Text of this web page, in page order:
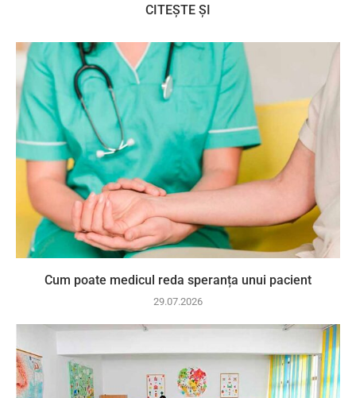
CITEȘTE ȘI
Cum poate medicul reda speranța unui pacient
29.07.2026